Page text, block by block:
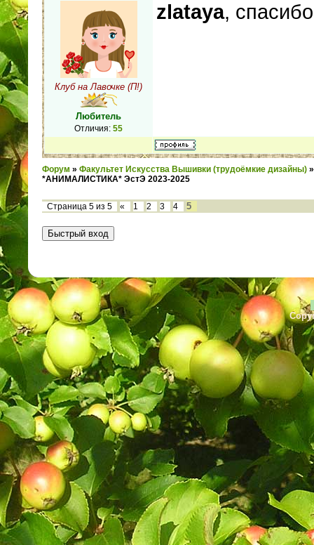
Клуб на Лавочке (П!)
Любитель
Отличия: 55
zlataya,
Форум » Факультет Искусства Вышивки (трудоёмкие дизайны) »
*АНИМАЛИСТИКА* ЭстЭ 2023-2025
Страница 5 из 5 « 1 2 3 4 5